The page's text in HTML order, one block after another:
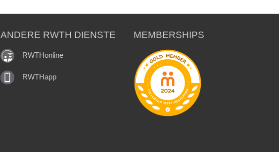
ANDERE RWTH DIENSTE
RWTHonline
RWTHapp
MEMBERSHIPS